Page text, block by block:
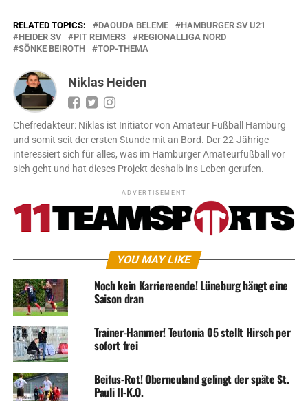
RELATED TOPICS: DAOUDA BELEME
HAMBURGER SV U21
HEIDER SV
PIT REIMERS
REGIONALLIGA NORD
SÖNKE BEIROTH
TOP-THEMA
Niklas Heiden
Chefredakteur: Niklas ist Initiator von Amateur Fußball Hamburg
und somit seit der ersten Stunde mit an Bord. Der 22-Jährige
interessiert sich für alles, was im Hamburger Amateurfußball vor
sich geht und hat dieses Projekt deshalb ins Leben gerufen.
ADVERTISEMENT
YOU MAY LIKE
Noch kein Karriereende! Lüneburg hängt eine
Saison dran
Trainer-Hammer! Teutonia 05 stellt Hirsch per
sofort frei
Beifus-Rot! Oberneuland gelingt der späte St.
Pauli II-K.O.